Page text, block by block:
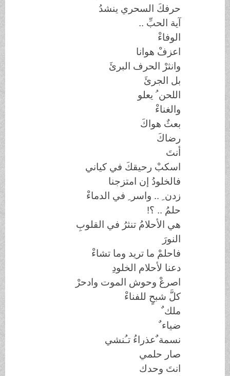
حرفكَ السحري ينشدُ
آية الحبِّ..
الوفاءْ
اعزفْ هوانا
وانثرْ الحرف البرئَ
بل الجرئَ
اللحن ُ يعلو
والغناءْ
بعثٌ هواكَ
رضاكَ
أنتَ
اسكبْ رحيقكَ في كياني
فالخلودُ إن امتزجنا
زدن ِ .. واسر ِ في الدماءْ
حلمُ .. ؟!
هي الأحلامُ تنثرُ في القلوبِ
النورَ
فاحلمْ ما تريد وما تشاءْ
دعنا لأحلام الخلودِ
اصرعْ وحوش الموت وادحرْ
كلَّ شبحٍ للفناءْ
ملك ٌ
ضياء ٌ
نسمة ٌعذراءُ تـُنشي
صار حلمي
انتَ وحدك